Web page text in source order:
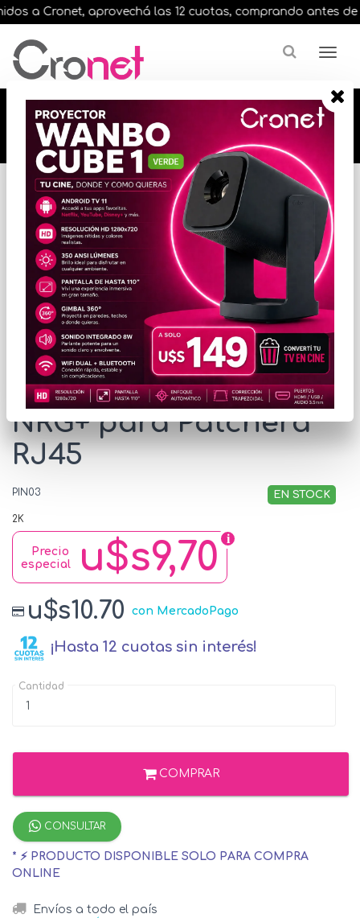
a Cronet, aprovechá las 12 cuotas, comprando antes de
🔥🔥🔥 12 cuotas, en todos nuestros artículos,
comprando antes de las 13 hrs. envíos en el
día 🔥🔥🔥
Inicio
CONECTIVIDAD / RED
ACCESORIOS DE CONECTIVIDAD
* Las imágenes se exhiben con fines ilustrativos.
Pinza de Impacto
NRG+ para Patchera
RJ45
PIN03 EN STOCK
2K
u$s9,70
Precio
especial
u$s10.70 con MercadoPago
¡Hasta 12 cuotas sin interés!
Cantidad
COMPRAR
CONSULTAR
* ⚡ PRODUCTO DISPONIBLE SOLO PARA COMPRA
ONLINE
Envíos a todo el país